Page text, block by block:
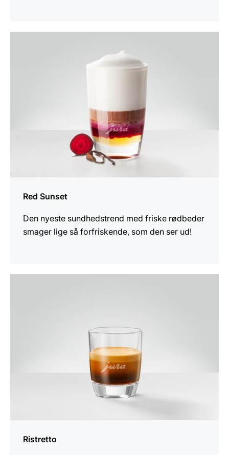
Red Sunset
Den nyeste sundhedstrend med friske rødbeder
smager lige så forfriskende, som den ser ud!
Ristretto